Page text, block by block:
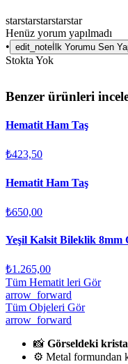
starstarstarstarstar
Henüz yorum yapılmadı
• edit_note İlk Yorumu Sen
Stokta Yok
Benzer ürünleri
Hematit Ham Taş
₺423,50
Hematit Ham Taş
₺650,00
Yeşil Kalsit Bileklik 8mm
₺1.265,00
Tüm Hematit leri Gör
arrow_forward
Tüm Objeleri Gör
arrow_forward
📸 Görseldeki
⚙️ Metal formundan